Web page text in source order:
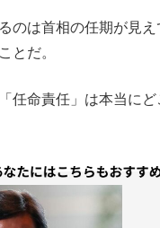
のは首相の任期が見え
とだ。
任命責任」は本当にど